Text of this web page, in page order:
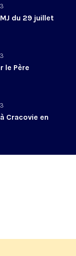
du 29 juillet
le Père
Cracovie en